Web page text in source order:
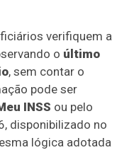
verifiquem a
o último
, sem contar o
pode ser
INSS ou pelo
disponibilizado no
lógica adotada